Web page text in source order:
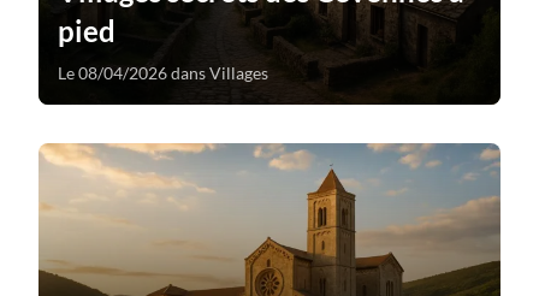
pied
Le 08/04/2026 dans Villages